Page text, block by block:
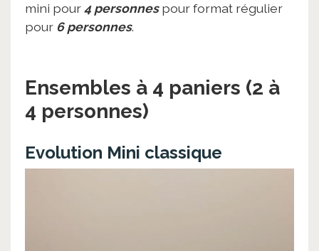
mini pour4 personnespour format régulier
pour 6 personnes.
Ensembles à 4 paniers (2 à
4 personnes)
Evolution Mini classique